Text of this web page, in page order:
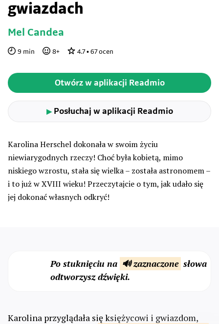
gwiazdach
Mel Candea
9 min 8+ 4.7• 67ocen
Otwórz w aplikacji Readmio
▶Posłuchaj w aplikacji Readmio
Karolina Herschel dokonała w swoim życiu
niewiarygodnych rzeczy! Choć była kobietą, mimo
niskiego wzrostu, stała się wielka – została astronomem –
i to już w XVIII wieku! Przeczytajcie o tym, jak udało się
jej dokonać własnych odkryć!
Po stuknięciu na 🔊 zaznaczone słowa
odtworzysz dźwięki.
Karolina przyglądała się księżycowi i gwiazdom,